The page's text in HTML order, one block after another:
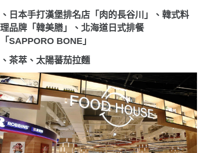
、日本手打漢堡排名店「肉的長谷川」、韓式料
理品牌「韓美膳」、北海道日式排餐
「 SAPPORO BONE 」
、茶萃、太陽蕃茄拉麵